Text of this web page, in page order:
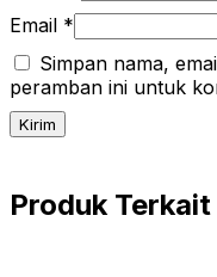
Email *
Simpan nama,
peramban ini untuk
Produk Terkait